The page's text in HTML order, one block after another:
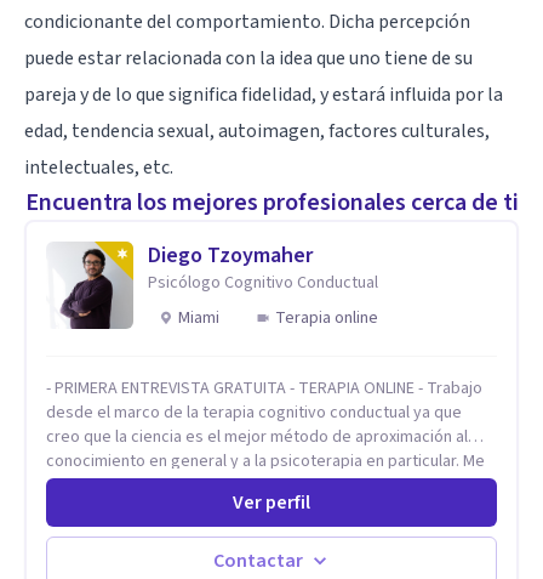
condicionante del comportamiento. Dicha percepción
puede estar relacionada con la idea que uno tiene de su
pareja y de lo que significa fidelidad, y estará influida por la
edad, tendencia sexual, autoimagen, factores culturales,
intelectuales, etc.
Encuentra los mejores profesionales cerca de ti
Diego Tzoymaher
Psicólogo Cognitivo Conductual
Miami
Terapia online
- PRIMERA ENTREVISTA GRATUITA - TERAPIA ONLINE - Trabajo
desde el marco de la terapia cognitivo conductual ya que
creo que la ciencia es el mejor método de aproximación al
conocimiento en general y a la psicoterapia en particular. Me
interesan los procesos de cambio conductual por los que una
persona pueda alcanzar sus objetivos, transitando,
aceptando y modificando sus patrones cognitivos y
emocionales. Abordo patologías específicas como trastornos
Ver perfil
Contactar